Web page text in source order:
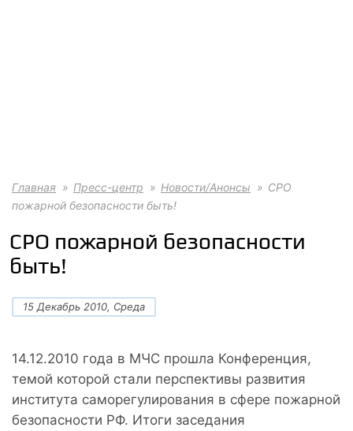
Главная Пресс-центр Новости/Анонсы
СРО
пожарной безопасности быть!
СРО пожарной безопасности
быть!
15 Декабрь 2010, Среда
14.12.2010 года в МЧС прошла Конференция,
темой которой стали перспективы развития
института саморегулирования в сфере пожарной
безопасности РФ. Итоги заседания